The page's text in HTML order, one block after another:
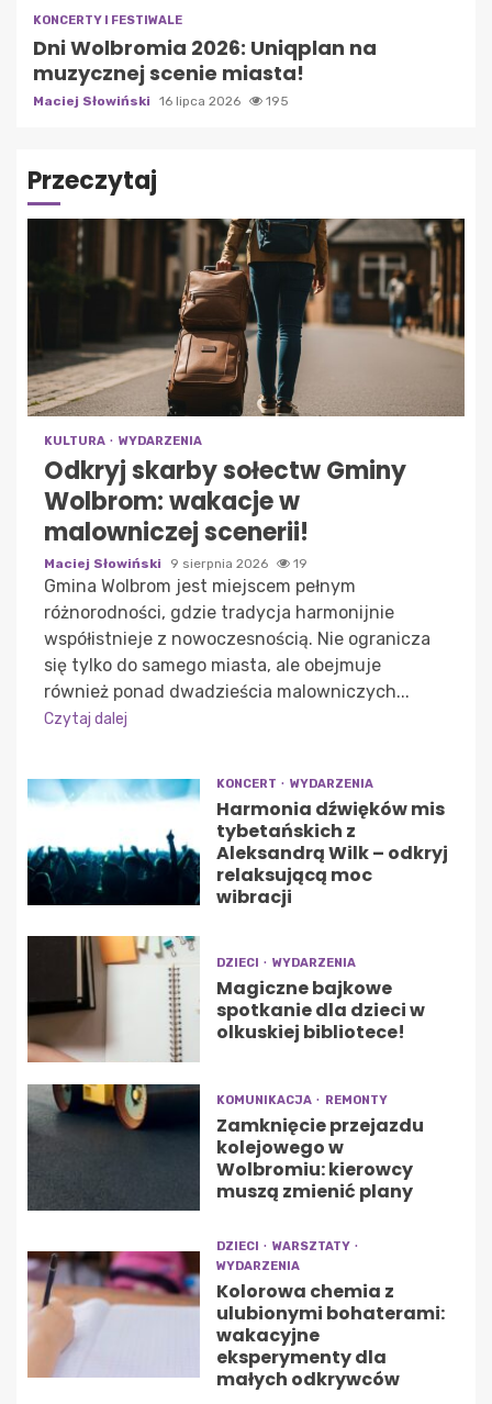
KONCERTY I FESTIWALE
Dni Wolbromia 2026: Uniqplan na
muzycznej scenie miasta!
Maciej Słowiński 16 lipca 2026 195
Przeczytaj
KULTURA WYDARZENIA
Odkryj skarby sołectw Gminy
Wolbrom: wakacje w
malowniczej scenerii!
Maciej Słowiński 9 sierpnia 2026 19
Gmina Wolbrom jest miejscem pełnym
różnorodności, gdzie tradycja harmonijnie
współistnieje z nowoczesnością. Nie ogranicza
się tylko do samego miasta, ale obejmuje
również ponad dwadzieścia malowniczych...
Czytaj dalej
KONCERT WYDARZENIA
Harmonia dźwięków mis
tybetańskich z
Aleksandrą Wilk – odkryj
relaksującą moc
wibracji
DZIECI WYDARZENIA
Magiczne bajkowe
spotkanie dla dzieci w
olkuskiej bibliotece!
KOMUNIKACJA REMONTY
Zamknięcie przejazdu
kolejowego w
Wolbromiu: kierowcy
muszą zmienić plany
DZIECI
WARSZTATY
WYDARZENIA
Kolorowa chemia z
ulubionymi bohaterami:
wakacyjne
eksperymenty dla
małych odkrywców